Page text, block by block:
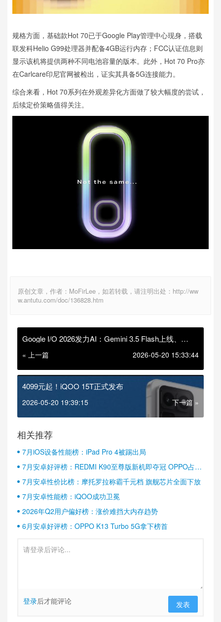
规格方面，基础款Hot 70已于Google Play管理中心现身，搭载
联发科Helio G99处理器并配备4GB运行内存；FCC认证信息则
显示该机将提供两种不同电池容量的版本。此外，Hot 70 Pro亦
在Carlcare印尼官网被检出，证实其具备5G连接能力。
综合来看，Hot 70系列在外观差异化方面做了较大幅度的尝试，
后续定价策略值得关注。
原创文章，作者：MoFirLee，如若转载，请注明出处：http://ww
w.antutu.com/doc/136828.htm
Google I/O 2026发力AI：Gemini 3.5 Flash上线、
« 上一篇 2026-05-20 15:33:44
4099元起！iQOO 15T正式发布
2026-05-20 19:39:15 下一篇 »
相关推荐
7月iOS设备性能榜：iPad Pro 4被踢出局
7月安卓好评榜：REDMI K90至尊版新机即夺冠 OPPO占据
半壁江山
7月安卓性价比榜：摩托罗拉称霸千元档 旗舰芯片全面下放
7月安卓性能榜：iQOO成功卫冕
2026年Q2用户偏好榜：涨价难挡大内存趋势
6月安卓好评榜：OPPO K13 Turbo 5G拿下榜首
登录后才能评论 发表